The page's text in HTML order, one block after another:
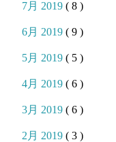
7月 2019( 8 )
6月 2019( 9 )
5月 2019( 5 )
4月 2019( 6 )
3月 2019( 6 )
2月 2019( 3 )